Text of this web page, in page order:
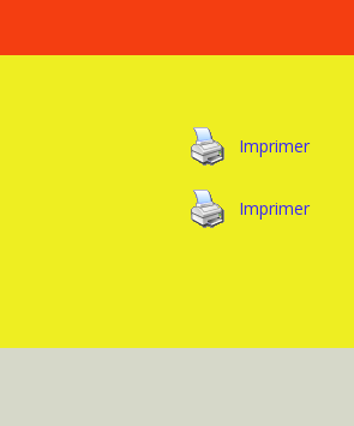
Imprimer
Imprimer